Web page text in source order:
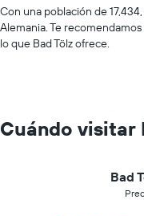
Con una población de
Alemania. Te
lo que Bad Tölz ofrece.
Cuándo visitar
Bad